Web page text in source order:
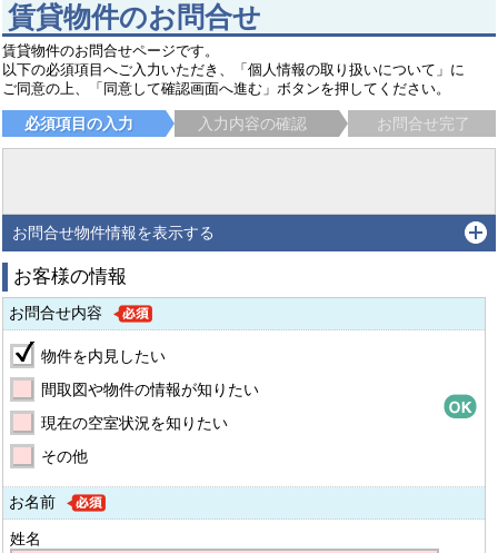
賃貸物件のお問合せ
賃貸物件のお問合せページです。
以下の必須項目へご入力いただき、「個人情報の取り扱いについて」に
ご同意の上、「同意して確認画面へ進む」ボタンを押してください。
必須項目の入力 入力内容の確認 お問合せ完了
お問合せ物件情報を表示する
お客様の情報
お問合せ内容
物件を内見したい
間取図や物件の情報が知りたい
現在の空室状況を知りたい
その他
お名前
姓名